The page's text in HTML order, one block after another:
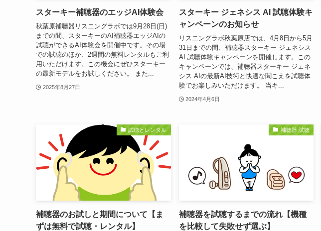
スターキー補聴器のエッジAI体験会
秋葉原補聴器リスニングラボでは9月28日(日)
までの間、スターキーのAI補聴器エッジAIの
試聴ができるAI体験会を開催中です。その場
での試聴のほか、2週間の無料レンタルもご利
用いただけます。この機会にぜひスターキー
の最新モデルをお試しください。 また...
2025年8月27日
スターキー ジェネシス AI 試聴体験キ
ャンペーンのお知らせ
リスニングラボ秋葉原店では、4月8日から5月
31日までの間、補聴器スターキー ジェネシス
AI 試聴体験キャンペーンを開催します。この
キャンペーンでは、補聴器スターキー ジェネ
シス AIの最新AI技術と快適な聞こえを試聴体
験でお楽しみいただけます。 当キ...
2024年4月6日
試聴とレンタル
補聴器のお試しと期間について【ま
ずは無料で試聴・レンタル】
補聴器 試聴
補聴器を試聴するまでの流れ【機種
を比較して失敗せず選ぶ】